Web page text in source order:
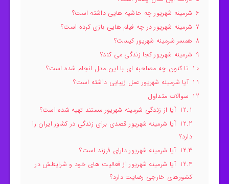
6 شرمینه شهریور چه حاشیه هایی داشته است؟
7 شرمینه شهریور در چه فیلم هایی بازی کرده است؟
8 همسر شرمینه شهریور کیست؟
9 شرمینه شهریور کجا زندگی می کند؟
10 تا کنون چه مصاحبه ای با این مدل انجام شده است؟
11 آیا شرمینه شهریور عمل زیبایی داشته است؟
12 سوالات متداول
12.1 آیا از زندگی شرمینه شهریور مستند تهیه شده است؟
12.2 آیا شرمینه شهریور قصدی برای زندگی در کشور ایران را
دارد؟
12.3 آیا شرمینه شهریور دارای فرزند است؟
12.4 آیا شرمینه شهریور از فعالیت های خود و شرایطش در
کشورهای خارجی رضایت دارد؟